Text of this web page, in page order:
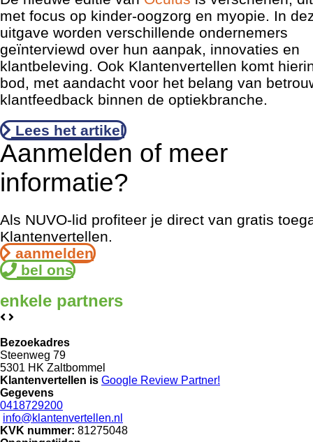
met focus op kinder-oogzorg en myopie. In
uitgave worden verschillende ondernemers
geïnterviewd over hun aanpak, innovaties en
klantbeleving. Ook Klantenvertellen komt
bod, met aandacht voor het belang van
klantfeedback binnen de optiekbranche.
Lees het artikel
Aanmelden of meer
informatie?
Als NUVO-lid profiteer je direct van gratis
Klantenvertellen.
aanmelden
bel ons
enkele partners
Bezoekadres
Steenweg 79
5301 HK Zaltbommel
Klantenvertellen is Google Review Partner!
Gegevens
0418729200
info@klantenvertellen.nl
KVK nummer: 81275048